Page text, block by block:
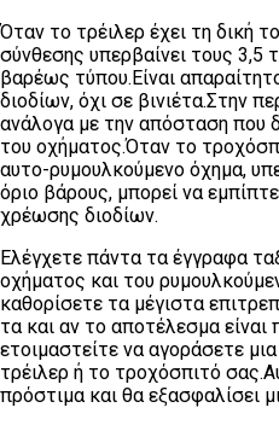
Όταν το τρέιλερ έχει τη δική
σύνθεσης υπερβαίνει τους 3,5
βαρέως τύπου.Είναι
διοδίων, όχι σε βινιέτα.Στην
ανάλογα με την απόσταση που
του οχήματος.Όταν το
αυτο-ρυμουλκούμενο όχημα,
όριο βάρους, μπορεί να
χρέωσης διοδίων.
Ελέγχετε πάντα τα έγγραφα
οχήματος και του
καθορίσετε τα μέγιστα
τα και αν το αποτέλεσμα
ετοιμαστείτε να αγοράσετε
τρέιλερ ή το τροχόσπιτό
πρόστιμα και θα εξασφαλίσει